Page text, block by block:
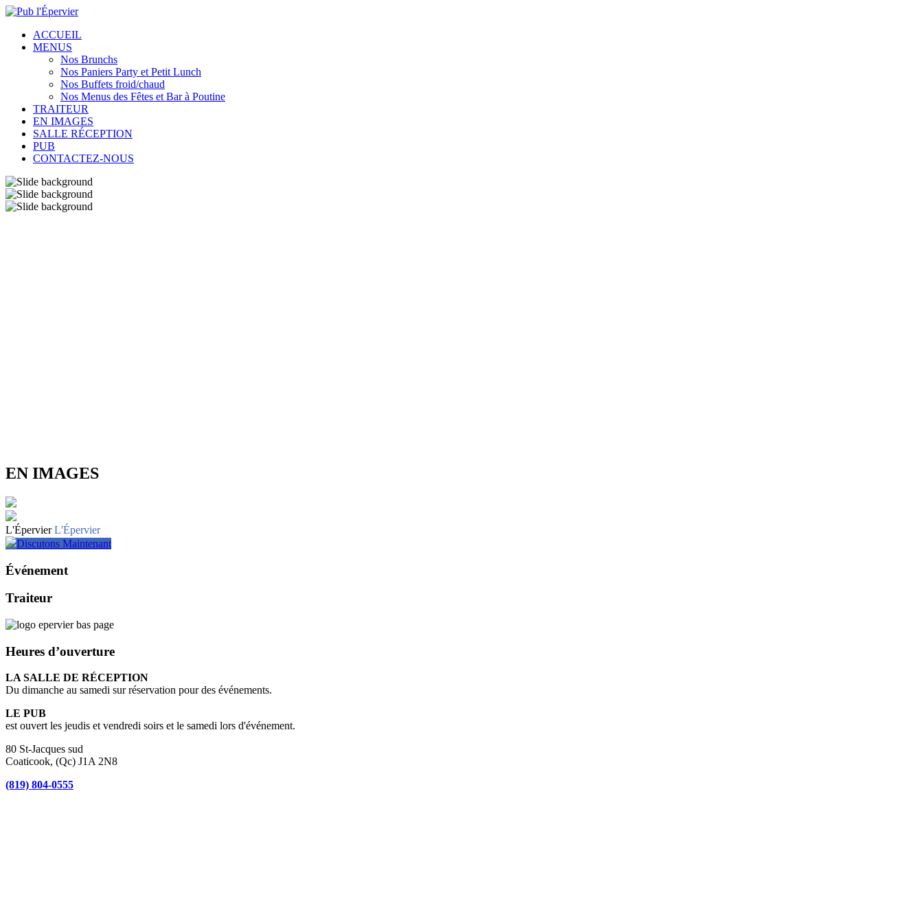
ACCUEIL
MENUS
Nos Brunchs
Nos Paniers Party et Petit Lunch
Nos Buffets froid/chaud
Nos Menus des Fêtes et Bar à Poutine
TRAITEUR
EN IMAGES
SALLE RÉCEPTION
PUB
CONTACTEZ-NOUS
EN IMAGES
L'Épervier L'Épervier
Discutons Maintenant
Événement
Traiteur
Heures d’ouverture
LA SALLE DE RÉCEPTION
Du dimanche au samedi sur réservation pour des événements.
LE PUB
est ouvert les jeudis et vendredi soirs et le samedi lors d'événement.
80 St-Jacques sud
Coaticook, (Qc) J1A 2N8
(819) 804-0555